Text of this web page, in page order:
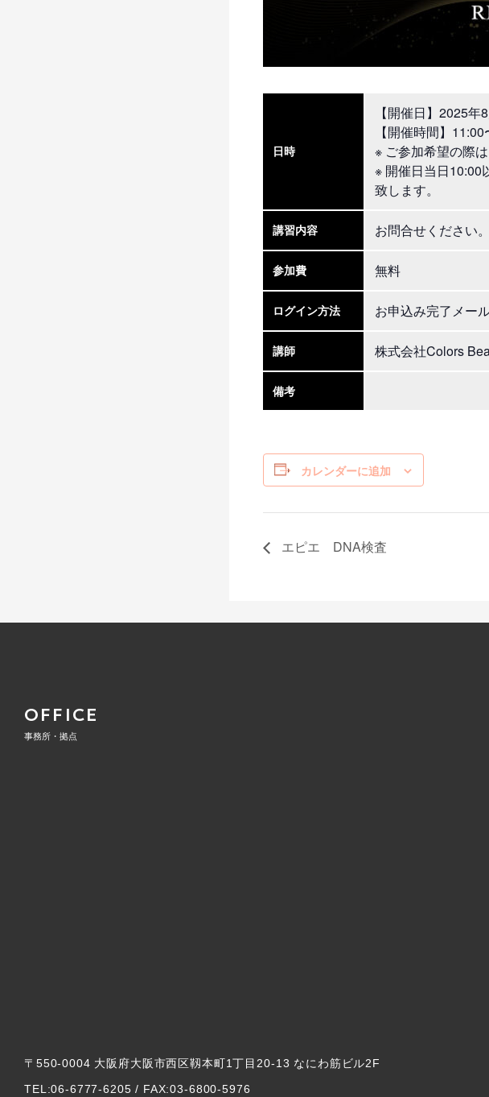
日時
【開催日】2025年
【開催時間】
※ ご参加希望の際
※ 開催日当日10:00
致します。
講習内容 お問合せください。
参加費 無料
ログイン方法 お申込み完了メー
講師 株式会社Colors
備考
カレンダーに追加
エピエ DNA検査
OFFICE
事務所・拠点
〒550-0004 大阪府大阪市西区靱本町1丁目20-13 なにわ筋ビル2F
TEL:06-6777-6205 / FAX:03-6800-5976